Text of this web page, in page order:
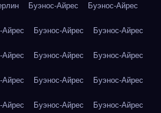
Буэнос-Айрес Буэнос-Айрес
Айрес Буэнос-Айрес Буэнос-Айрес
Айрес Буэнос-Айрес Буэнос-Айрес
Айрес Буэнос-Айрес Буэнос-Айрес
Айрес Буэнос-Айрес Буэнос-Айрес